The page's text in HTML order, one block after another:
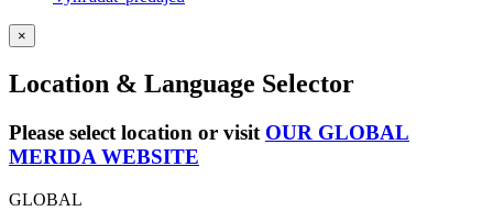
×
Location & Language Selector
Please select location or visit OUR GLOBAL
MERIDA WEBSITE
GLOBAL